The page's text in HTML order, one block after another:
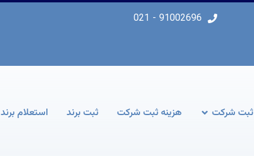
91002696 - 021
ثبت شرکت هزینه ثبت شرکت ثبت برند استعلام برند